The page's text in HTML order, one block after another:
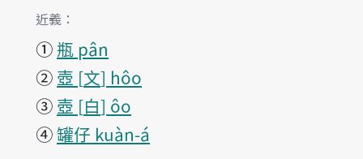
第1項釋義的
近義：
① 瓶 pân
② 壺 文 hôo
③ 壺 白 ôo
④罐仔 kuàn-á